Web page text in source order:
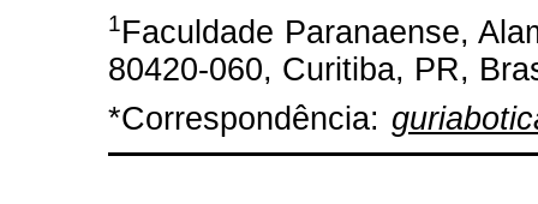
1Faculdade Paranaense,
80420-060, Curitiba, PR,
*Correspondência: